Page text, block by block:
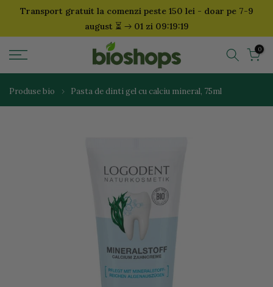
SariTransport gratuit la comenzi peste 150 lei - doar pe 7-9
august ⏳ 01 zi 09:19:19
0
Produse bio Pasta de dinti gel cu calciu mineral, 75ml